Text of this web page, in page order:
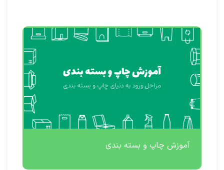
آموزش چاپ و بسته بندی